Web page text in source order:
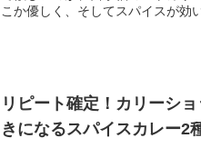
こか優しく、そしてスパイスが効
リピート確定！カリーシ
きになるスパイスカレー2